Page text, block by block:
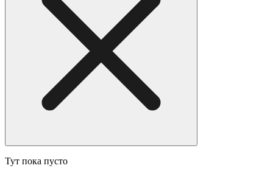
Тут пока пусто